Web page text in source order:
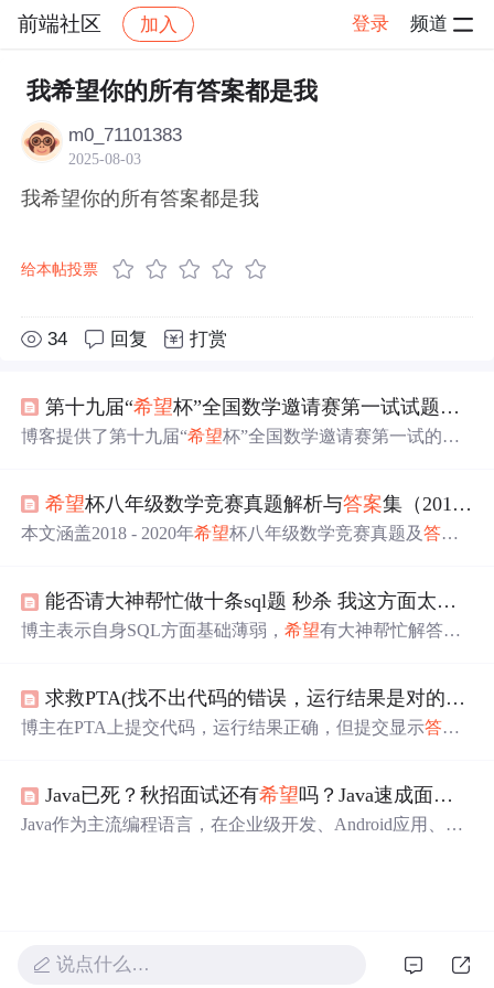
前端社区 加入 登录 频道
社区 前端社区 感慨 帖子详情
我希望你的所有答案都是我
m0_71101383
2025-08-03
我希望你的所有答案都是我
给本帖投票
34 回复 打赏
第十九届“希望杯”全国数学邀请赛第一试试题及
博客提供了第十九届“希望杯”全国数学邀请赛第一试的试
希望杯八年级数学竞赛真题解析与答案集（2018-2020）
本文涵盖2018 - 2020年希望杯八年级数学竞赛真题及答案
题在教学辅导中的应用和竞赛心理素质与应对策略，助力
提升竞赛水平。
能否请大神帮忙做十条sql题 秒杀 我这方面太薄弱了
博主表示自身SQL方面基础薄弱，希望有大神帮忙解答十
求救PTA(找不出代码的错误，运行结果是对的，但是不知道为什么在PTA上面提交就显示
博主在PTA上提交代码，运行结果正确，但提交显示答案
Java已死？秋招面试还有希望吗？Java速成面试题及
Java作为主流编程语言，在企业级开发、Android应用、大
说点什么…